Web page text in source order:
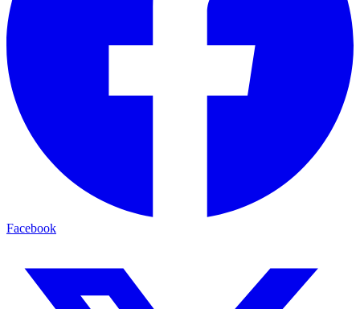
Facebook